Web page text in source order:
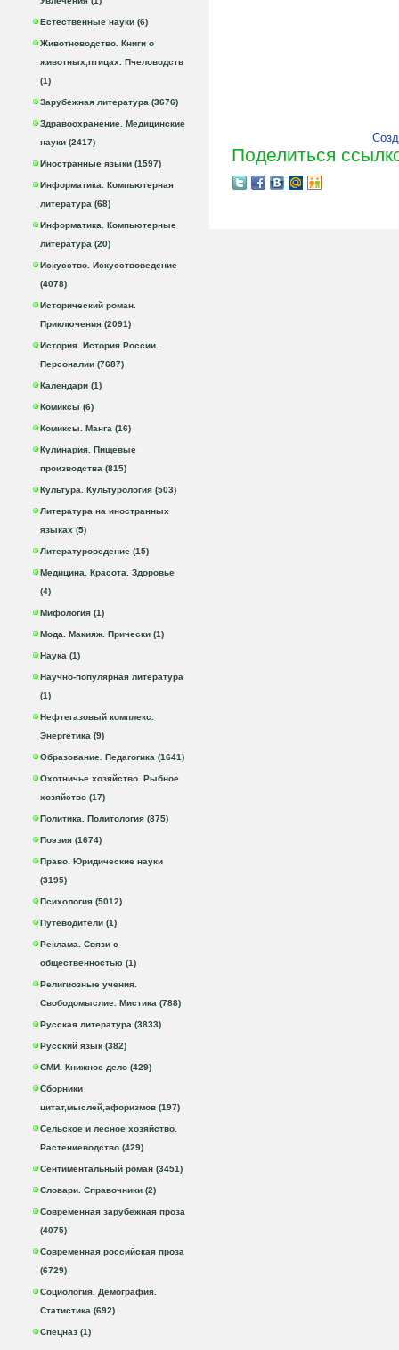
Естественные науки (6)
Животноводство. Книги о
животных,птицах. Пчеловодств
(1)
Зарубежная литература (3676)
Здравоохранение. Медицинские
науки (2417)
Иностранные языки (1597)
Информатика. Компьютерная
литература (68)
Информатика. Компьютерные
литература (20)
Искусство. Искусствоведение
(4078)
Исторический роман.
Приключения (2091)
История. История России.
Персоналии (7687)
Календари (1)
Комиксы (6)
Комиксы. Манга (16)
Кулинария. Пищевые
производства (815)
Культура. Культурология (503)
Литература на иностранных
языках (5)
Литературоведение (15)
Медицина. Красота. Здоровье
(4)
Мифология (1)
Мода. Макияж. Прически (1)
Наука (1)
Научно-популярная литература
(1)
Нефтегазовый комплекс.
Энергетика (9)
Образование. Педагогика (1641)
Охотничье хозяйство. Рыбное
хозяйство (17)
Политика. Политология (875)
Поэзия (1674)
Право. Юридические науки
(3195)
Психология (5012)
Путеводители (1)
Реклама. Связи с
общественностью (1)
Религиозные учения.
Свободомыслие. Мистика (788)
Русская литература (3833)
Русский язык (382)
СМИ. Книжное дело (429)
Сборники
цитат,мыслей,афоризмов (197)
Сельское и лесное хозяйство.
Растениеводство (429)
Сентиментальный роман (3451)
Словари. Справочники (2)
Современная зарубежная проза
(4075)
Современная российская проза
(6729)
Социология. Демография.
Статистика (692)
Спецназ (1)
Поделиться